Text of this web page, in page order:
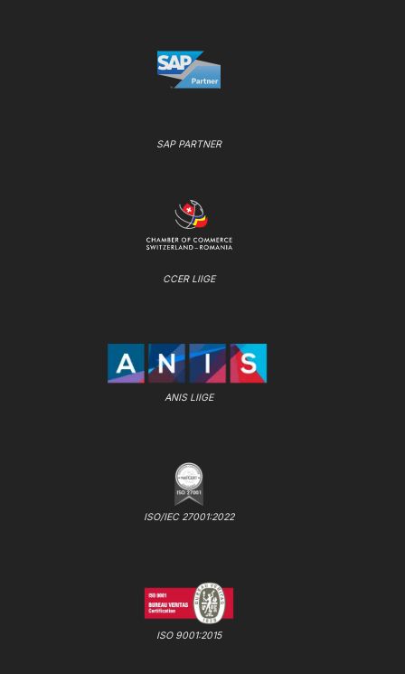
SAP PARTNER
CCER LIIGE
ANIS LIIGE
ISO/IEC 27001:2022
ISO 9001:2015